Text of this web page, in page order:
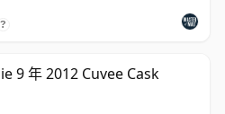
?
9 年 2012 Cuvee Cask